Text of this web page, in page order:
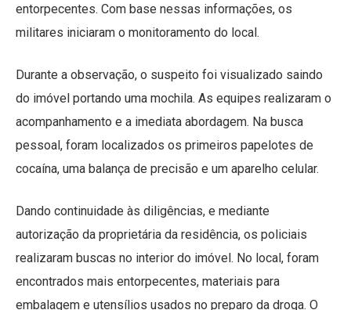
entorpecentes. Com base nessas informações, os
militares iniciaram o monitoramento do local.
Durante a observação, o suspeito foi visualizado saindo
do imóvel portando uma mochila. As equipes realizaram o
acompanhamento e a imediata abordagem. Na busca
pessoal, foram localizados os primeiros papelotes de
cocaína, uma balança de precisão e um aparelho celular.
Dando continuidade às diligências, e mediante
autorização da proprietária da residência, os policiais
realizaram buscas no interior do imóvel. No local, foram
encontrados mais entorpecentes, materiais para
embalagem e utensílios usados no preparo da droga. O